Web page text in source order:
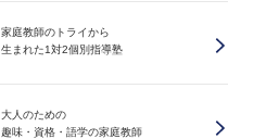
家庭教師のトライから
生まれた1対2個別指導塾
大人のための
趣味・資格・語学の家庭教師